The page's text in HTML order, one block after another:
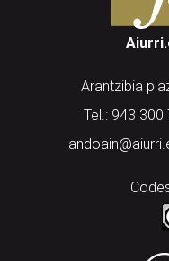
Arantzibia
Tel.: 943 300